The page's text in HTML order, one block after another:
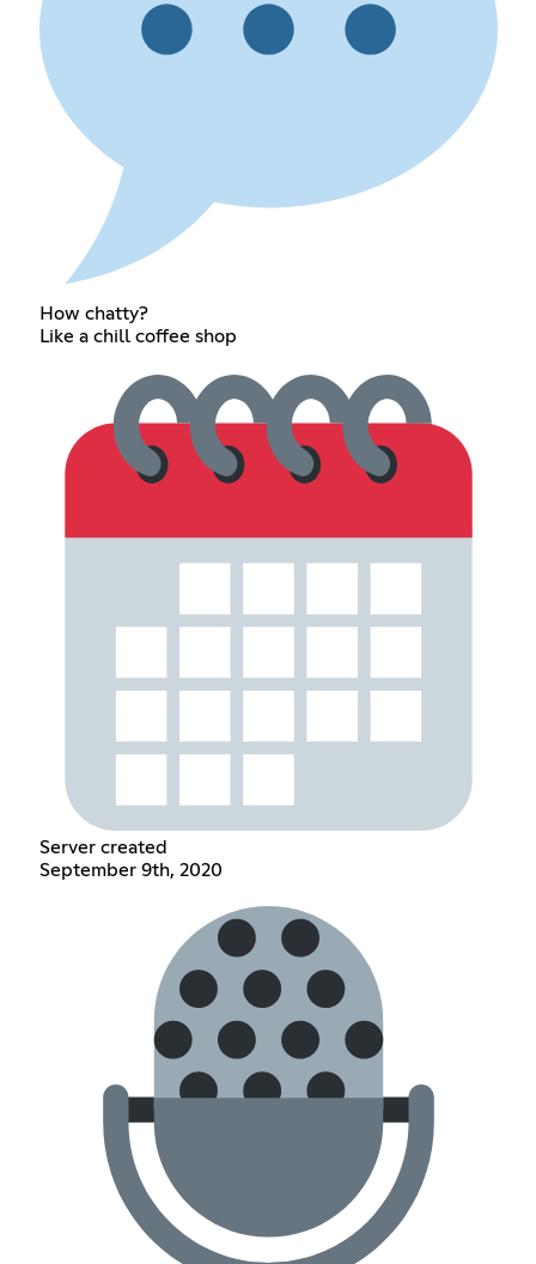
How chatty?
Like a chill coffee shop
Server created
September 9th, 2020